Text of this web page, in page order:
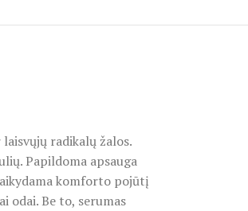
radikalų žalos.
Papildoma apsauga
komforto pojūtį
odai. Be to, serumas